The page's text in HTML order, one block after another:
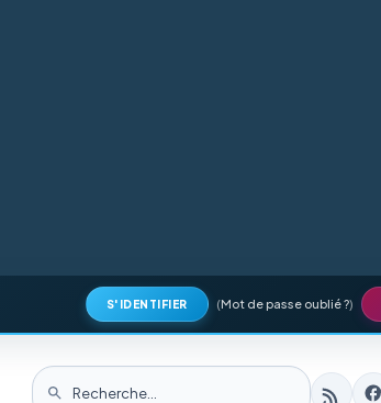
S'IDENTIFIER (Mot de passe oublié ?)